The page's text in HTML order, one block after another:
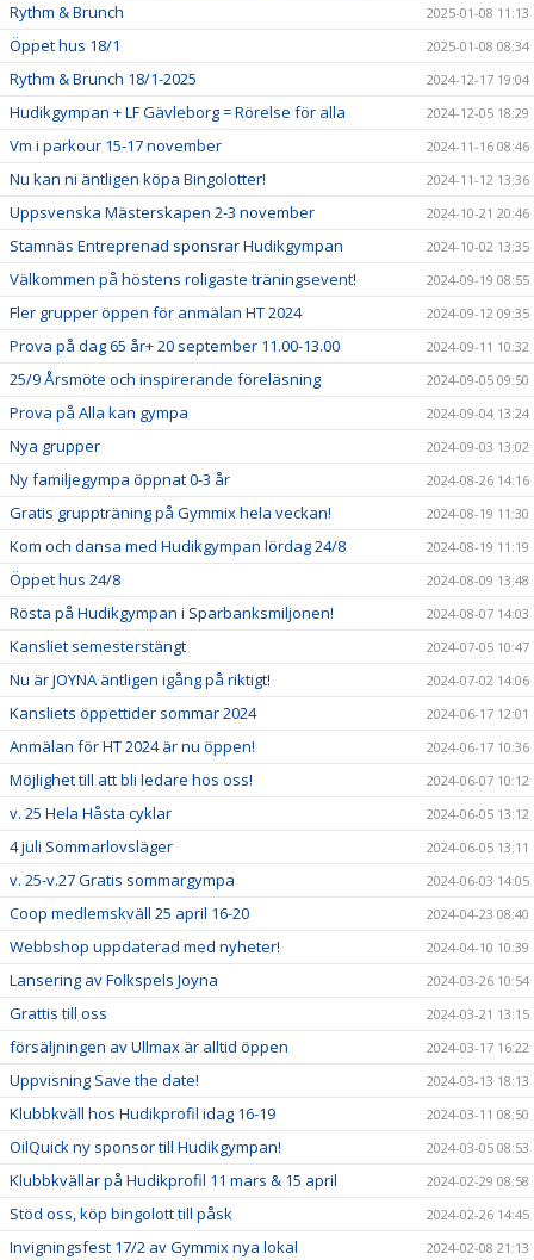
Rythm & Brunch 2025-01-08 11:13
Öppet hus 18/1 2025-01-08 08:34
Rythm & Brunch 18/1-2025 2024-12-17 19:04
Hudikgympan + LF Gävleborg = Rörelse för alla 2024-12-05 18:29
Vm i parkour 15-17 november 2024-11-16 08:46
Nu kan ni äntligen köpa Bingolotter! 2024-11-12 13:36
Uppsvenska Mästerskapen 2-3 november 2024-10-21 20:46
Stamnäs Entreprenad sponsrar Hudikgympan 2024-10-02 13:35
Välkommen på höstens roligaste träningsevent! 2024-09-19 08:55
Fler grupper öppen för anmälan HT 2024 2024-09-12 09:35
Prova på dag 65 år+ 20 september 11.00-13.00 2024-09-11 10:32
25/9 Årsmöte och inspirerande föreläsning 2024-09-05 09:50
Prova på Alla kan gympa 2024-09-04 13:24
Nya grupper 2024-09-03 13:02
Ny familjegympa öppnat 0-3 år 2024-08-26 14:16
Gratis gruppträning på Gymmix hela veckan! 2024-08-19 11:30
Kom och dansa med Hudikgympan lördag 24/8 2024-08-19 11:19
Öppet hus 24/8 2024-08-09 13:48
Rösta på Hudikgympan i Sparbanksmiljonen! 2024-08-07 14:03
Kansliet semesterstängt 2024-07-05 10:47
Nu är JOYNA äntligen igång på riktigt! 2024-07-02 14:06
Kansliets öppettider sommar 2024 2024-06-17 12:01
Anmälan för HT 2024 är nu öppen! 2024-06-17 10:36
Möjlighet till att bli ledare hos oss! 2024-06-07 10:12
v. 25 Hela Håsta cyklar 2024-06-05 13:12
4 juli Sommarlovsläger 2024-06-05 13:11
v. 25-v.27 Gratis sommargympa 2024-06-03 14:05
Coop medlemskväll 25 april 16-20 2024-04-23 08:40
Webbshop uppdaterad med nyheter! 2024-04-10 10:39
Lansering av Folkspels Joyna 2024-03-26 10:54
Grattis till oss 2024-03-21 13:15
försäljningen av Ullmax är alltid öppen 2024-03-17 16:22
Uppvisning Save the date! 2024-03-13 18:13
Klubbkväll hos Hudikprofil idag 16-19 2024-03-11 08:50
OilQuick ny sponsor till Hudikgympan! 2024-03-05 08:53
Klubbkvällar på Hudikprofil 11 mars & 15 april 2024-02-29 08:58
Stöd oss, köp bingolott till påsk 2024-02-26 14:45
Invigningsfest 17/2 av Gymmix nya lokal 2024-02-08 21:13